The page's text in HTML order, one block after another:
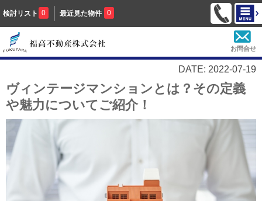
検討リスト 0 最近見た物件 0
お問合せ
DATE: 2022-07-19
ヴィンテージマンションとは？その定義
や魅力についてご紹介！